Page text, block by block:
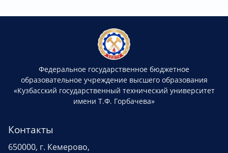
Федеральное государственное бюджетное
образовательное учреждение высшего образования
«Кузбасский государственный технический университет
имени Т.Ф. Горбачева»
Контакты
650000, г. Кемерово,